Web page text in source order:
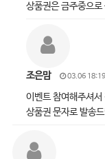
상품권은 금주중으
조은맘 03.06 18:19
이벤트 참여해주셔
상품권 문자로 발송